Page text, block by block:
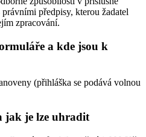
předpisy, kterou žadatel
zpracování.
a kde jsou k
(přihláška se podává volnou
jak je lze uhradit